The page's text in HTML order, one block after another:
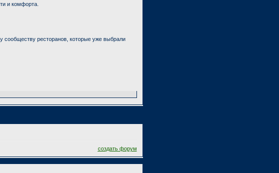
и комфорта.
сообществу ресторанов, которые уже выбрали
создать форум